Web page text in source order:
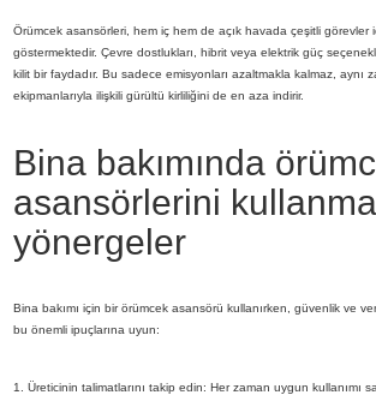
Örümcek asansörleri, hem iç hem de açık havada çeşitli görevler
göstermektedir. Çevre dostlukları, hibrit veya elektrik güç
kilit bir faydadır. Bu sadece emisyonları azaltmakla kalmaz, aynı
ekipmanlarıyla ilişkili gürültü kirliliğini de en aza indirir.
Bina bakımında
asansörlerini
yönergeler
Bina bakımı için bir örümcek asansörü kullanırken, güvenlik ve
bu önemli ipuçlarına uyun:
1. Üreticinin talimatlarını takip edin: Her zaman uygun kullanımı